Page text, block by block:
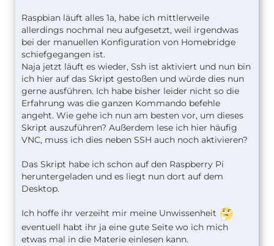
Raspbian läuft alles 1a, habe ich mittlerweile
allerdings nochmal neu aufgesetzt, weil irgendwas
bei der manuellen Konfiguration von Homebridge
schiefgegangen ist.
Naja jetzt läuft es wieder, Ssh ist aktiviert und nun bin
ich hier auf das Skript gestoßen und würde dies nun
gerne ausführen. Ich habe bisher leider nicht so die
Erfahrung was die ganzen Kommando befehle
angeht. Wie gehe ich nun am besten vor, um dieses
Skript auszuführen? Außerdem lese ich hier häufig
VNC, muss ich dies neben SSH auch noch aktivieren?
Das Skript habe ich schon auf den Raspberry Pi
heruntergeladen und es liegt nun dort auf dem
Desktop.
Ich hoffe ihr verzeiht mir meine Unwissenheit
eventuell habt ihr ja eine gute Seite wo ich mich
etwas mal in die Materie einlesen kann.